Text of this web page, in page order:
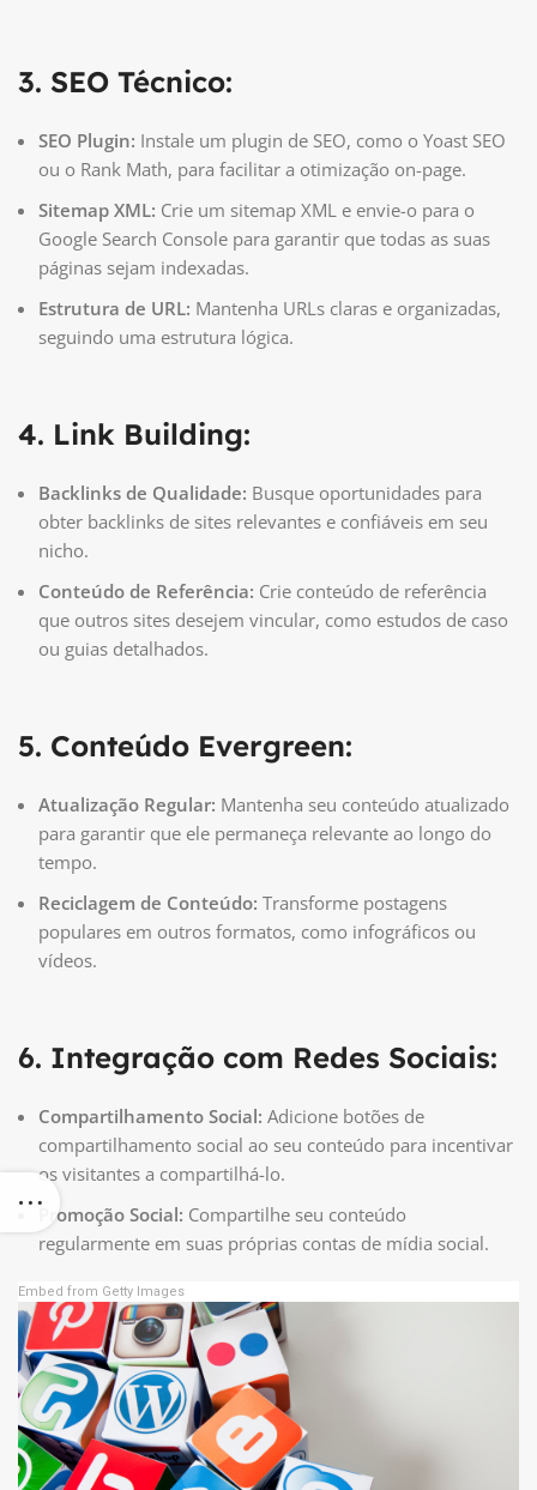
3. SEO Técnico:
SEO Plugin: Instale um plugin de SEO, como o Yoast SEO
ou o Rank Math, para facilitar a otimização on-page.
Sitemap XML: Crie um sitemap XML e envie-o para o
Google Search Console para garantir que todas as suas
páginas sejam indexadas.
Estrutura de URL: Mantenha URLs claras e organizadas,
seguindo uma estrutura lógica.
4. Link Building:
Backlinks de Qualidade: Busque oportunidades para
obter backlinks de sites relevantes e confiáveis em seu
nicho.
Conteúdo de Referência: Crie conteúdo de referência
que outros sites desejem vincular, como estudos de caso
ou guias detalhados.
5. Conteúdo Evergreen:
Atualização Regular: Mantenha seu conteúdo atualizado
para garantir que ele permaneça relevante ao longo do
tempo.
Reciclagem de Conteúdo: Transforme postagens
populares em outros formatos, como infográficos ou
vídeos.
6. Integração com Redes Sociais:
Compartilhamento Social: Adicione botões de
compartilhamento social ao seu conteúdo para incentivar
os visitantes a compartilhá-lo.
Promoção Social: Compartilhe seu conteúdo
regularmente em suas próprias contas de mídia social.
Embed from Getty Images